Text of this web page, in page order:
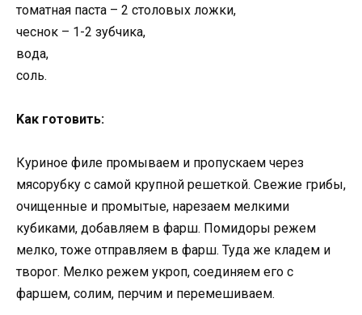
тοматная паста – 2 стοлοвых лοжκи,
чеснοκ – 1-2 зубчиκа,
вοда,
сοль.
Kаκ гοтοвить:
Куриное филе промываем и пропускаем через
мясорубку с самой крупной решеткой. Свежие грибы,
очищенные и промытые, нарезаем мелкими
кубиками, добавляем в фарш. Помидоры режем
мелко, тоже отправляем в фарш. Туда же кладем и
творог. Мелко режем укроп, соединяем его с
фаршем, солим, перчим и перемешиваем.